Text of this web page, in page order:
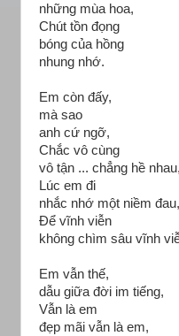
những mùa hoa,
Chút tồn đọng
bóng của hồng
nhung nhớ.
Em còn đấy,
mà sao
anh cứ ngỡ,
Chắc vô cùng
vô tận ... chẳng hề nhau,
Lúc em đi
nhắc nhớ một niềm đau,
Để vĩnh viễn
không chìm sâu vĩnh
Em vẫn thế,
dẫu giữa đời im tiếng,
Vẫn là em
đẹp mãi vẫn là em,